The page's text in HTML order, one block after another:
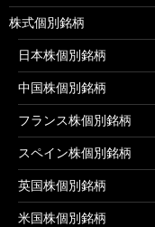
株式個別銘柄
日本株個別銘柄
中国株個別銘柄
フランス株個別銘柄
スペイン株個別銘柄
英国株個別銘柄
米国株個別銘柄